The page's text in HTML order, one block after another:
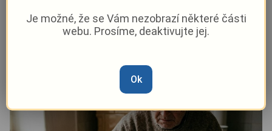
Matěj Novák–28. 5. |08:00
Je možné, že se Vám nezobrazí některé části
webu. Prosíme, deaktivujte jej.
Ok